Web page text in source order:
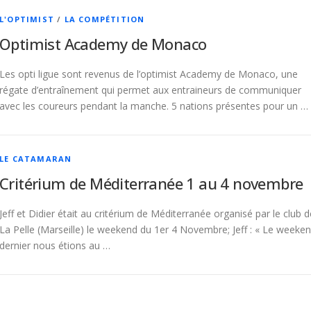
L'OPTIMIST / LA COMPÉTITION
Optimist Academy de Monaco
Les opti ligue sont revenus de l’optimist Academy de Monaco, une
régate d’entraînement qui permet aux entraineurs de communiquer
avec les coureurs pendant la manche. 5 nations présentes pour un …
LE CATAMARAN
Critérium de Méditerranée 1 au 4 novembre
Jeff et Didier était au critérium de Méditerranée organisé par le club
La Pelle (Marseille) le weekend du 1er 4 Novembre; Jeff : « Le
dernier nous étions au …